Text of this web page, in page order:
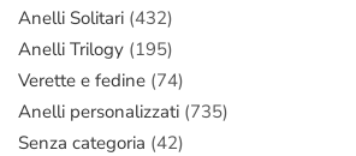
Anelli Solitari (432)
Anelli Trilogy (195)
Verette e fedine (74)
Anelli personalizzati (735)
Senza categoria (42)